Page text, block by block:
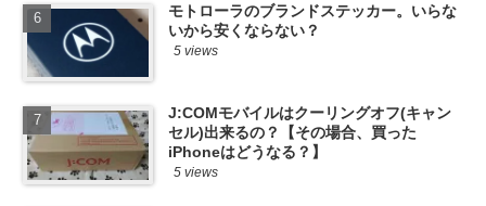
モトローラのブランドステッカー。いらな
いから安くならない？
5 views
J:COMモバイルはクーリングオフ(キャン
セル)出来るの？【その場合、買った
iPhoneはどうなる？】
5 views